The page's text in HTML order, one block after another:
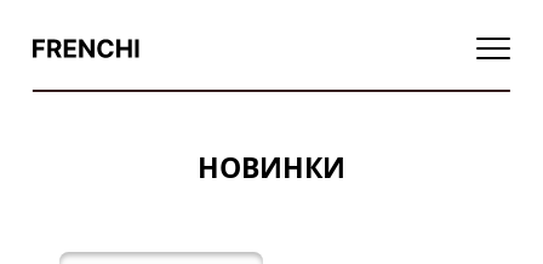
Цветные покрытия
НОВИНКИ